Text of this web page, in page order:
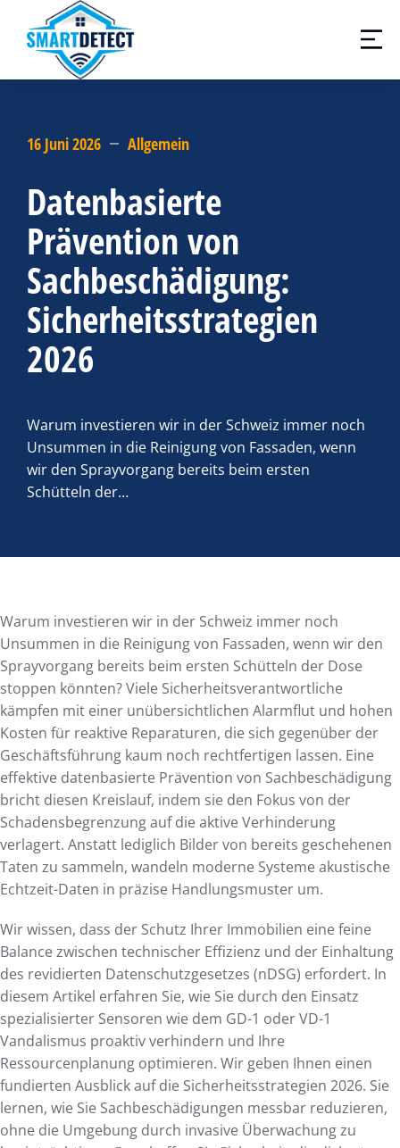
16 Juni 2026 Allgemein
Datenbasierte
Prävention von
Sachbeschädigung:
Sicherheitsstrategien
2026
Warum investieren wir in der Schweiz immer noch
Unsummen in die Reinigung von Fassaden, wenn
wir den Sprayvorgang bereits beim ersten
Schütteln der…
Warum investieren wir in der Schweiz immer noch
Unsummen in die Reinigung von Fassaden, wenn wir den
Sprayvorgang bereits beim ersten Schütteln der Dose
stoppen könnten? Viele Sicherheitsverantwortliche
kämpfen mit einer unübersichtlichen Alarmflut und hohen
Kosten für reaktive Reparaturen, die sich gegenüber der
Geschäftsführung kaum noch rechtfertigen lassen. Eine
effektive datenbasierte Prävention von Sachbeschädigung
bricht diesen Kreislauf, indem sie den Fokus von der
Schadensbegrenzung auf die aktive Verhinderung
verlagert. Anstatt lediglich Bilder von bereits geschehenen
Taten zu sammeln, wandeln moderne Systeme akustische
Echtzeit-Daten in präzise Handlungsmuster um.
Wir wissen, dass der Schutz Ihrer Immobilien eine feine
Balance zwischen technischer Effizienz und der Einhaltung
des revidierten Datenschutzgesetzes (nDSG) erfordert. In
diesem Artikel erfahren Sie, wie Sie durch den Einsatz
spezialisierter Sensoren wie dem GD-1 oder VD-1
Vandalismus proaktiv verhindern und Ihre
Ressourcenplanung optimieren. Wir geben Ihnen einen
fundierten Ausblick auf die Sicherheitsstrategien 2026. Sie
lernen, wie Sie Sachbeschädigungen messbar reduzieren,
ohne die Umgebung durch invasive Überwachung zu